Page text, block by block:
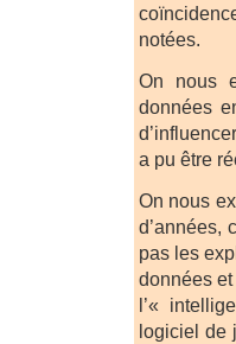
notées.
On nous
données
a pu être
On nous
d’années,
pas les
données
l’«
logiciel de